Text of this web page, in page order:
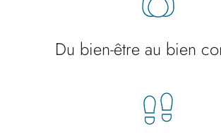
Du bien-être au bien